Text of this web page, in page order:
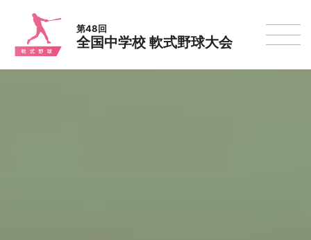
第48回
全国中学校 軟式野球大会